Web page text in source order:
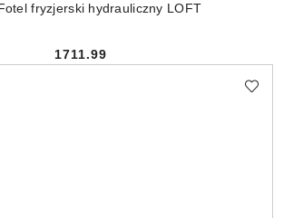
fryzjerski hydrauliczny LOFT
Cena:
1711.99